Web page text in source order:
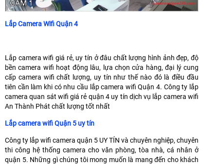
Lắp Camera Wifi Quận 4
Lắp camera wifi giá rẻ, uy tín ở đâu chất lượng hình ảnh đẹp, độ
bền camera wifi hoạt động lâu, lựa chọn cửa hàng, đại lý cung
cấp camera wifi chất lượng, uy tín như thế nào đó là điều đầu
tiên cần làm khi có nhu cầu lắp camera wifi Quận 4. Công ty lắp
camera quan sát wifi giá rẻ quận 4 uy tín dịch vụ lắp camera wifi
An Thành Phát chất lượng tốt nhất
Lắp camera wifi Quận 5 uy tín
Công ty lắp wifi camera quận 5 UY TÍN và chuyên nghiệp, chuyên
thi công hệ thống camera cho văn phòng, tòa nhà, cá nhân ở
quận 5. Những gì chúng tôi mong muốn là mang đến cho khách